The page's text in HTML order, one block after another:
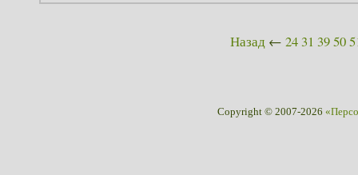
Назад ← 24 31 3950
Copyright © 2007-2026